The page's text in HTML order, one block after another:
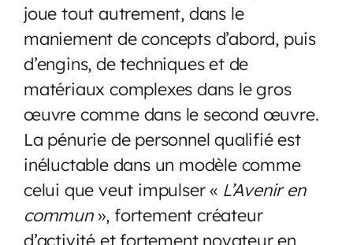
joue tout autrement, dans le
maniement de concepts d’abord, puis
d’engins, de techniques et de
matériaux complexes dans le gros
œuvre comme dans le second œuvre.
La pénurie de personnel qualifié est
inéluctable dans un modèle comme
celui que veut impulser « L’Avenir en
commun», fortement créateur
d’activité et fortement novateur en